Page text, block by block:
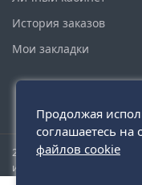
История заказов
Мои закладки
2015 - 2026 ©
инженерной и бытовой.
Продолжая
соглашаетесь на
файлов cookie